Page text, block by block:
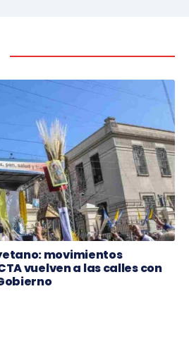
movimientos
vuelven a las calles con